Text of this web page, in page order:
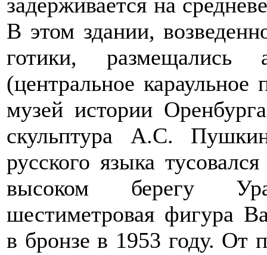
В этом здании,
готики, размещались
(центральное
музей истории
скульптура А.С.
русского языка
высоком берегу
шестиметровая фигура
в бронзе в 1953 году. От